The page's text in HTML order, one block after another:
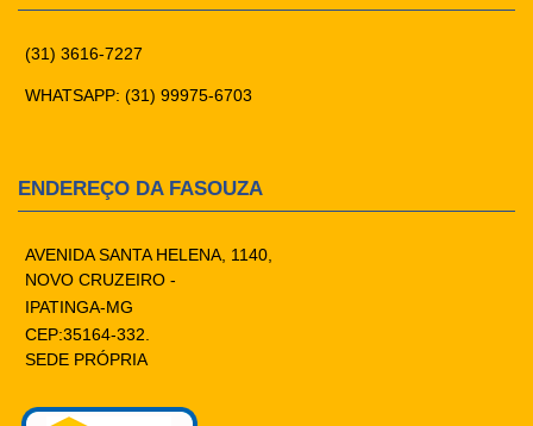
(31) 3616-7227
WHATSAPP: (31) 99975-6703
ENDEREÇO DA FASOUZA
AVENIDA SANTA HELENA, 1140,
NOVO CRUZEIRO -
IPATINGA-MG
CEP:35164-332.
SEDE PRÓPRIA